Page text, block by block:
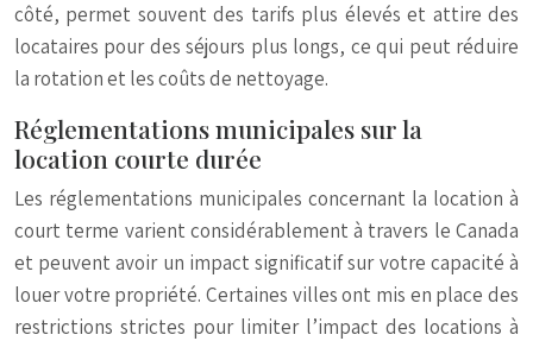
côté, permet souvent des tarifs plus élevés et attire des
locataires pour des séjours plus longs, ce qui peut réduire
la rotation et les coûts de nettoyage.
Réglementations municipales sur la
location courte durée
Les réglementations municipales concernant la location à
court terme varient considérablement à travers le Canada
et peuvent avoir un impact significatif sur votre capacité à
louer votre propriété. Certaines villes ont mis en place des
restrictions strictes pour limiter l’impact des locations à